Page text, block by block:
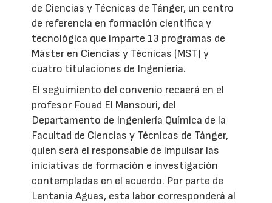
de Ciencias y Técnicas de Tánger, un centro
de referencia en formación científica y
tecnológica que imparte 13 programas de
Máster en Ciencias y Técnicas (MST) y
cuatro titulaciones de Ingeniería.
El seguimiento del convenio recaerá en el
profesor Fouad El Mansouri, del
Departamento de Ingeniería Química de la
Facultad de Ciencias y Técnicas de Tánger,
quien será el responsable de impulsar las
iniciativas de formación e investigación
contempladas en el acuerdo. Por parte de
Lantania Aguas, esta labor corresponderá al